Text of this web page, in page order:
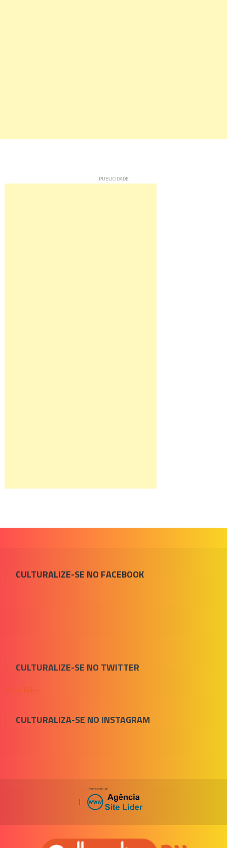
CULTURALIZE-SE NO FACEBOOK
CULTURALIZE-SE NO TWITTER
Meus Tuítes
CULTURALIZA-SE NO INSTAGRAM
|